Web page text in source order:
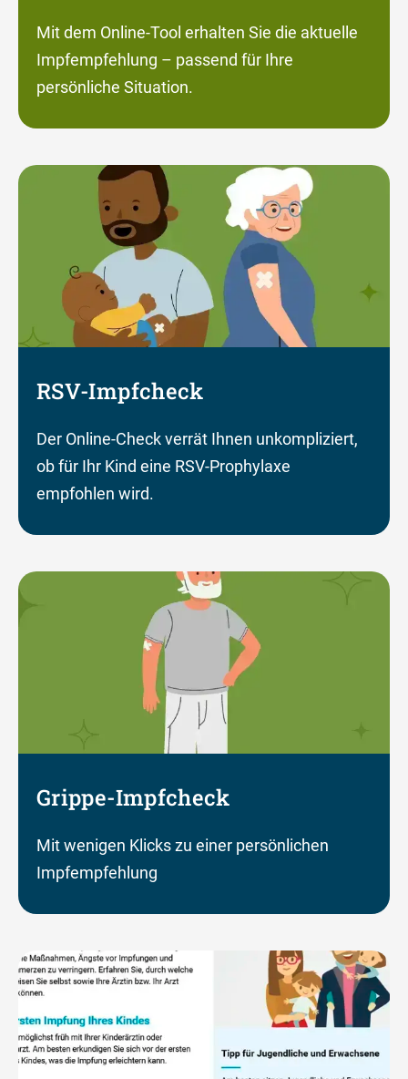
Mit dem Online-Tool erhalten Sie die aktuelle
Impfempfehlung – passend für Ihre
persönliche Situation.
RSV-Impfcheck
Der Online-Check verrät Ihnen unkompliziert,
ob für Ihr Kind eine RSV-Prophylaxe
empfohlen wird.
Grippe-Impfcheck
Mit wenigen Klicks zu einer persönlichen
Impfempfehlung